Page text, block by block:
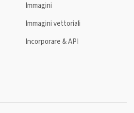
Immagini
Immagini vettoriali
Incorporare & API